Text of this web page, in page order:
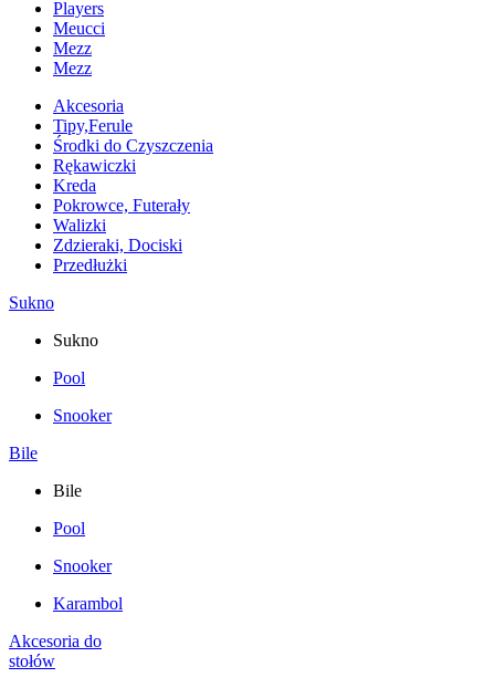
Players
Meucci
Mezz
Mezz
Akcesoria
Tipy,Ferule
Środki do Czyszczenia
Rękawiczki
Kreda
Pokrowce, Futerały
Walizki
Zdzieraki, Dociski
Przedłużki
Sukno
Sukno
Pool
Snooker
Bile
Bile
Pool
Snooker
Karambol
Akcesoria do
stołów